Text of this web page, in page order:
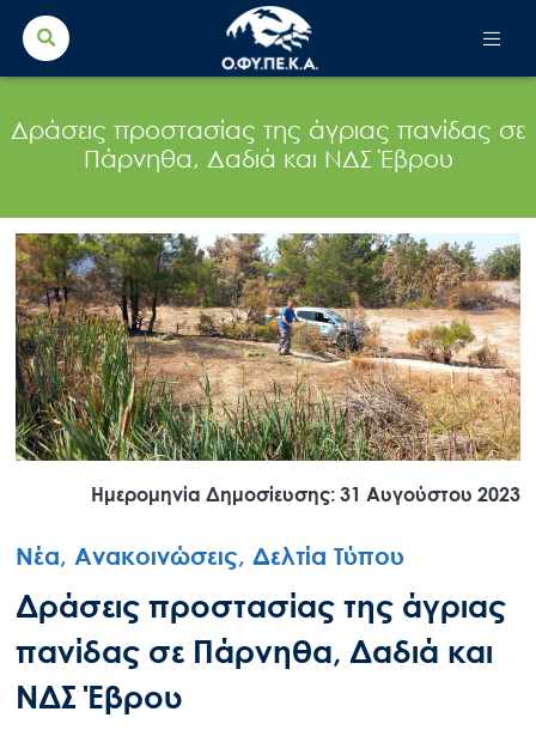
Search
for:
Δράσεις προστασίας της άγριας πανίδας σε
Πάρνηθα, Δαδιά και ΝΔΣ Έβρου
Ημερομηνία Δημοσίευσης: 31 Αυγούστου 2023
Νέα, Ανακοινώσεις, Δελτία Τύπου
Δράσεις προστασίας της άγριας
πανίδας σε Πάρνηθα, Δαδιά και
ΝΔΣ Έβρου